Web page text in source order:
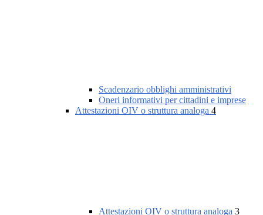
Scadenzario obblighi amministrativi
Oneri informativi per cittadini e imprese
Attestazioni OIV o struttura analoga 4
Attestazioni OIV o struttura analoga 3